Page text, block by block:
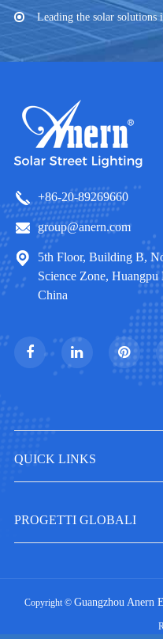
Leading the solar solutions
+86-20-89269660
group@anern.com
5th Floor, Building B,
Science Zone,
China
QUICK LINKS
PROGETTI GLOBALI
Copyright © Guangzhou Anern